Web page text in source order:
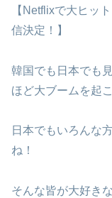
【Netflixで大ヒッ
信決定！】
韓国でも日本でも
ほど大ブームを起
日本でもいろんな
ね！
そんな皆が大好き